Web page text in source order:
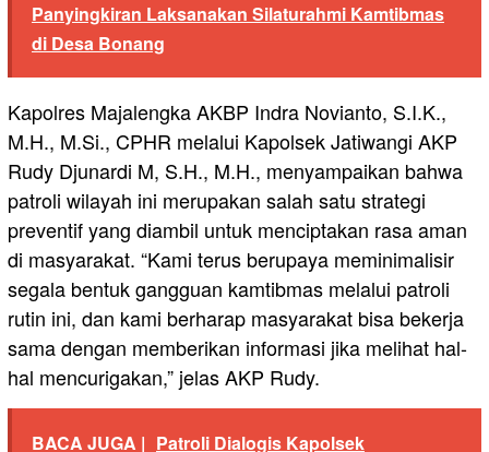
Panyingkiran Laksanakan Silaturahmi Kamtibmas
di Desa Bonang
Kapolres Majalengka AKBP Indra Novianto, S.I.K.,
M.H., M.Si., CPHR melalui Kapolsek Jatiwangi AKP
Rudy Djunardi M, S.H., M.H., menyampaikan bahwa
patroli wilayah ini merupakan salah satu strategi
preventif yang diambil untuk menciptakan rasa aman
di masyarakat. “Kami terus berupaya meminimalisir
segala bentuk gangguan kamtibmas melalui patroli
rutin ini, dan kami berharap masyarakat bisa bekerja
sama dengan memberikan informasi jika melihat hal-
hal mencurigakan,” jelas AKP Rudy.
BACA JUGA | Patroli Dialogis Kapolsek